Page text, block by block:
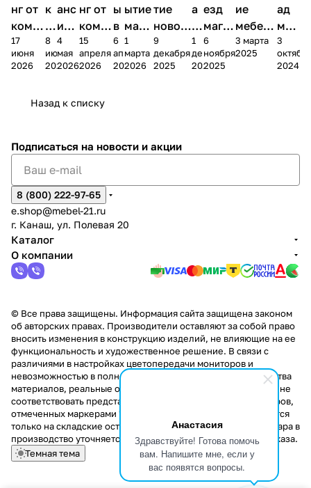
Анастасия
Здравствуйте! Готова помочь
вам. Напишите мне, если у
вас появятся вопросы.
нг от
комп
ании
Мело
17
июня
2026
к
и
д
к
2
8
июня
2026
анс
ия в
Чеб
окс
4
мая
2026
нг от
комп
ании
Мело
15
апреля
2026
ы
в
М
А
6
апреля
2026
ытие
мага
зина
в
1
марта
2026
тие
новог
о
магаз
9
декабря
2025
а
к
а
н
1
декабря
2025
езд
магаз
ина в
г.
6
ноября
2025
ие
мебель
ного
салона
3 марта
2025
ад
меб
ели
пер
3
2024
Назад к списку
Подписаться на новости и акции
8 (800) 222-97-65
e.shop@mebel-21.ru
г. Канаш, ул. Полевая 20
Каталог
О компании
© Все права защищены. Информация сайта защищена законом
об авторских правах. Производители оставляют за собой право
вносить изменения в конструкцию изделий, не влияющие на ее
функциональность и художественное решение. В связи с
различиями в настройках цветопередачи мониторов и
невозможностью в полной мере передать некоторые свойства
материалов, реальные оттенки и текстуры продукции могут не
соответствовать представленным на сайте. Стоимость товаров,
отмеченных маркерами "Скидка!" и "Акция!" распространяется
только на складские остатки. Стоимость заказа данного товара в
производство уточняется у менеджера при оформлении заказа.
Темная тема